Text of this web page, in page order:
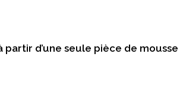
d’une seule pièce de mousse